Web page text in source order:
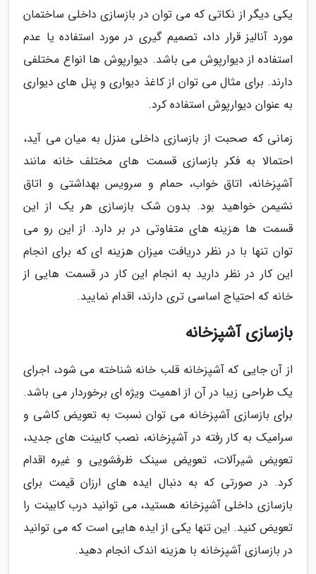
یکی دیگر از نکاتی که می توان در بازسازی داخلی ساختمان
مورد آنالیز قرار داد، تصمیم گیری در مورد استفاده یا عدم
استفاده از دیوارپوش می باشد. دیوارپوش ها انواع مختلفی
دارند. برای مثال می توان از کاغذ دیواری و پنل های دیواری
به عنوان دیوارپوش استفاده کرد.
زمانی که صحبت از بازسازی داخلی منزل به میان می آید،
احتمالا به فکر بازسازی قسمت های مختلف خانه مانند
آشپزخانه، اتاق خواب، حمام و سرویس بهداشتی و اتاق
نشیمن خواهید بود. بدون شک بازسازی هر یک از این
قسمت ها هزینه های متفاوتی در بر دارد. از این رو می
توان تنها با در نظر دریافت میزان هزینه ای که برای انجام
این کار در نظر دارید به انجام این کار در قسمت هایی از
خانه که احتیاج اساسی تری دارند، اقدام نمایید.
بازسازی آشپزخانه
از آن جایی که آشپزخانه قلب خانه شناخته می شود، اجرای
یک طراحی زیبا در آن از اهمیت ویژه ای برخوردار می باشد.
برای بازسازی آشپزخانه می توان نسبت به تعویض کاشی و
سرامیک به کار رفته در آشپزخانه، نصب کابینت های جدید،
تعویض شیرآلات، تعویض سینک ظرفشویی و غیره اقدام
کرد. در صورتی که به دنبال ایده های ارزان قیمت برای
بازسازی داخلی آشپزخانه هستید، می توانید درب کابینت را
تعویض کنید. این تنها یکی از ایده هایی است که می توانید
در بازسازی آشپزخانه با هزینه اندک انجام دهید.